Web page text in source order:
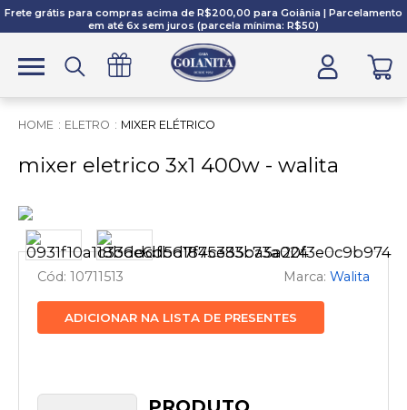
Frete grátis para compras acima de R$200,00 para Goiânia | Parcelamento
em até 6x sem juros (parcela mínima: R$50)
ELETRO MIXER ELÉTRICO
mixer eletrico 3x1 400w - walita
10711513 Walita
ADICIONAR NA LISTA DE PRESENTES